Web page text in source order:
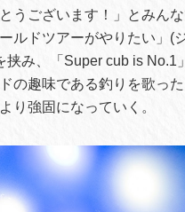
うございます！」とみん
ルドツアーがやりたい」(
挟み、「Super cub is
の趣味である釣りを歌っ
り強固になっていく。